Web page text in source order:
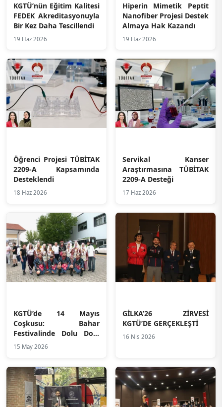
KGTÜ’nün Eğitim Kalitesi
FEDEK Akreditasyonuyla
Bir Kez Daha Tescillendi
19 Haz 2026
Hiperin Mimetik Peptit
Nanofiber Projesi Destek
Almaya Hak Kazandı
19 Haz 2026
Öğrenci Projesi TÜBİTAK
2209-A Kapsamında
Desteklendi
18 Haz 2026
Servikal Kanser
Araştırmasına TÜBİTAK
2209-A Desteği
17 Haz 2026
KGTÜ’de 14 Mayıs
Coşkusu: Bahar
Festivalinde Dolu Dolu
Bir Gün!
15 May 2026
GİLKA’26 ZİRVESİ
KGTÜ’DE GERÇEKLEŞTİ
16 Nis 2026